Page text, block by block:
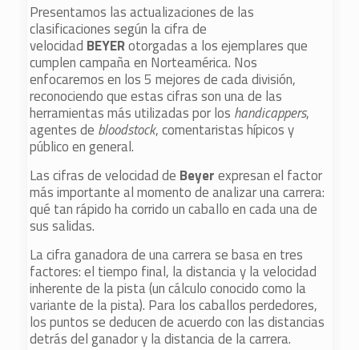
Presentamos las actualizaciones de las
clasificaciones según la cifra de
velocidad BEYERotorgadas a los ejemplares que
cumplen campaña en Norteamérica. Nos
enfocaremos en los 5 mejores de cada división,
reconociendo que estas cifras son una de las
herramientas más utilizadas por los handicappers,
agentes de bloodstock, comentaristas hípicos y
público en general.
Las cifras de velocidad de Beyerexpresan el factor
más importante al momento de analizar una carrera:
qué tan rápido ha corrido un caballo en cada una de
sus salidas.
La cifra ganadora de una carrera se basa en tres
factores: el tiempo final, la distancia y la velocidad
inherente de la pista (un cálculo conocido como la
variante de la pista). Para los caballos perdedores,
los puntos se deducen de acuerdo con las distancias
detrás del ganador y la distancia de la carrera.